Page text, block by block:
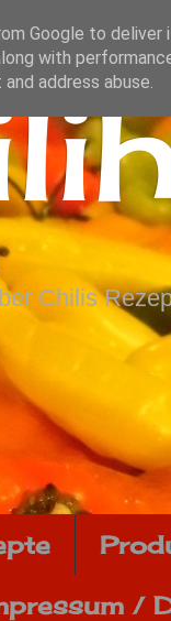
Chilis
/
Google to deliver
with
address abuse.